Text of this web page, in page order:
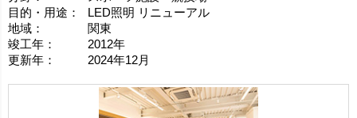
目的・用途：
LED照明 リニューアル
地域：
関東
竣工年：
2012年
更新年：
2024年12月